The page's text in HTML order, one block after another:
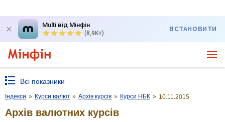
Multi від Мінфін
(8,9K+)
ВСТАНОВИТИ
Всі показники
Індекси » Курси валют » Архів курсів » Курси НБК » 10.11.2015
Архів валютних курсів